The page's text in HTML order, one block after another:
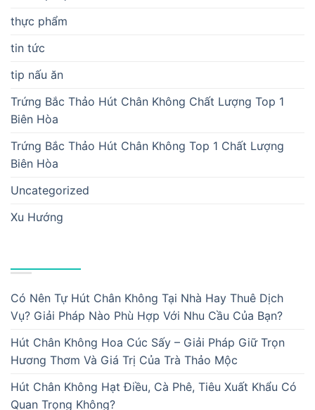
thực phẩm
tin tức
tip nấu ăn
Trứng Bắc Thảo Hút Chân Không Chất Lượng Top 1
Biên Hòa
Trứng Bắc Thảo Hút Chân Không Top 1 Chất Lượng
Biên Hòa
Uncategorized
Xu Hướng
Có Nên Tự Hút Chân Không Tại Nhà Hay Thuê Dịch
Vụ? Giải Pháp Nào Phù Hợp Với Nhu Cầu Của Bạn?
Hút Chân Không Hoa Cúc Sấy – Giải Pháp Giữ Trọn
Hương Thơm Và Giá Trị Của Trà Thảo Mộc
Hút Chân Không Hạt Điều, Cà Phê, Tiêu Xuất Khẩu Có
Quan Trọng Không?